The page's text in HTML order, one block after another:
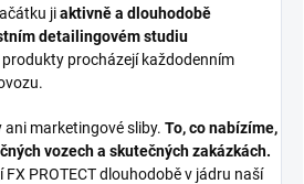
jiaktivně a dlouhodobě
detailingovém studiu
produkty procházejí každodenním
ani marketingové sliby. To, co nabízíme,
vozech a skutečných zakázkách.
PROTECT dlouhodobě v jádru naší